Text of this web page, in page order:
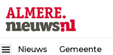
Nieuws Gemeente